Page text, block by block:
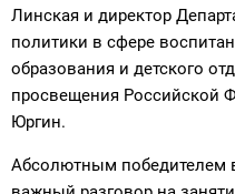
Линская и директор
политики в сфере
образования и детского
просвещения Российской
Юргин.
Абсолютным победителем